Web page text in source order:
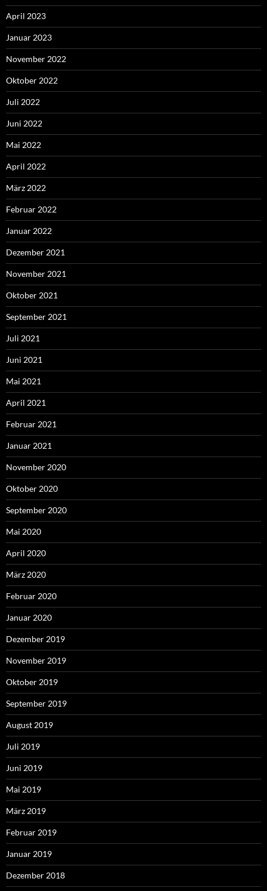
April 2023
Januar 2023
November 2022
Oktober 2022
Juli 2022
Juni 2022
Mai 2022
April 2022
März 2022
Februar 2022
Januar 2022
Dezember 2021
November 2021
Oktober 2021
September 2021
Juli 2021
Juni 2021
Mai 2021
April 2021
Februar 2021
Januar 2021
November 2020
Oktober 2020
September 2020
Mai 2020
April 2020
März 2020
Februar 2020
Januar 2020
Dezember 2019
November 2019
Oktober 2019
September 2019
August 2019
Juli 2019
Juni 2019
Mai 2019
März 2019
Februar 2019
Januar 2019
Dezember 2018